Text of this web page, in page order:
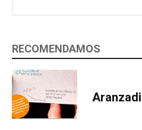
RECOMENDAMOS